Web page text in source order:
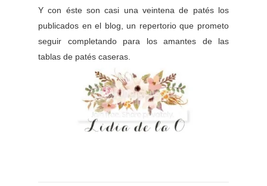
Y con éste son casi una veintena de patés los
publicados en el blog, un repertorio que prometo
seguir completando para los amantes de las
tablas de patés caseras.